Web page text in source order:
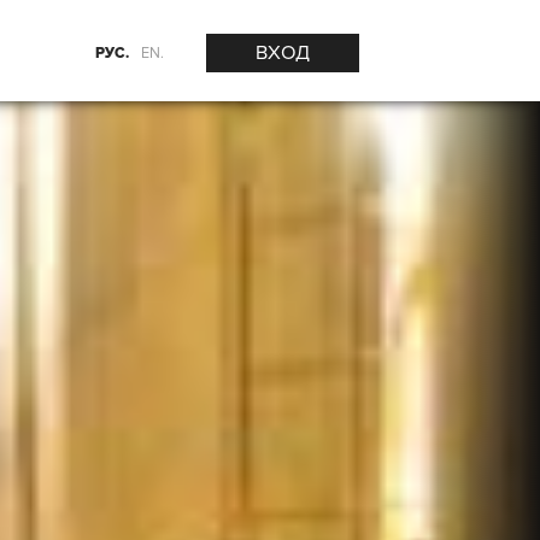
РУС. EN. ВХОД